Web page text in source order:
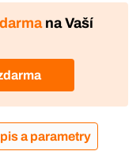
na Vaší
a parametry